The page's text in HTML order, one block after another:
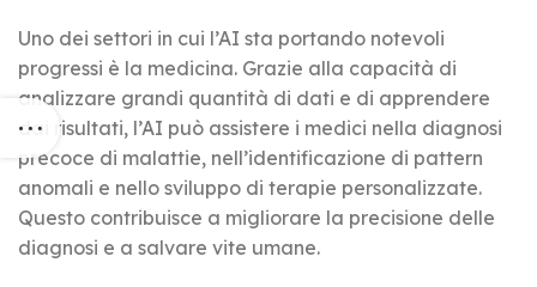
Uno dei settori in cui l’AI sta portando notevoli
progressi è la medicina. Grazie alla capacità di
analizzare grandi quantità di dati e di apprendere
dai risultati, l’AI può assistere i medici nella diagnosi
precoce di malattie, nell’identificazione di pattern
anomali e nello sviluppo di terapie personalizzate.
Questo contribuisce a migliorare la precisione delle
diagnosi e a salvare vite umane.